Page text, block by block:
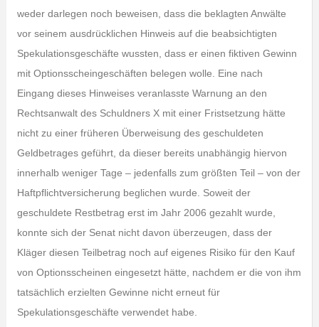
weder darlegen noch beweisen, dass die beklagten Anwälte
vor seinem ausdrücklichen Hinweis auf die beabsichtigten
Spekulationsgeschäfte wussten, dass er einen fiktiven Gewinn
mit Optionsscheingeschäften belegen wolle. Eine nach
Eingang dieses Hinweises veranlasste Warnung an den
Rechtsanwalt des Schuldners X mit einer Fristsetzung hätte
nicht zu einer früheren Überweisung des geschuldeten
Geldbetrages geführt, da dieser bereits unabhängig hiervon
innerhalb weniger Tage – jedenfalls zum größten Teil – von der
Haftpflichtversicherung beglichen wurde. Soweit der
geschuldete Restbetrag erst im Jahr 2006 gezahlt wurde,
konnte sich der Senat nicht davon überzeugen, dass der
Kläger diesen Teilbetrag noch auf eigenes Risiko für den Kauf
von Optionsscheinen eingesetzt hätte, nachdem er die von ihm
tatsächlich erzielten Gewinne nicht erneut für
Spekulationsgeschäfte verwendet habe.